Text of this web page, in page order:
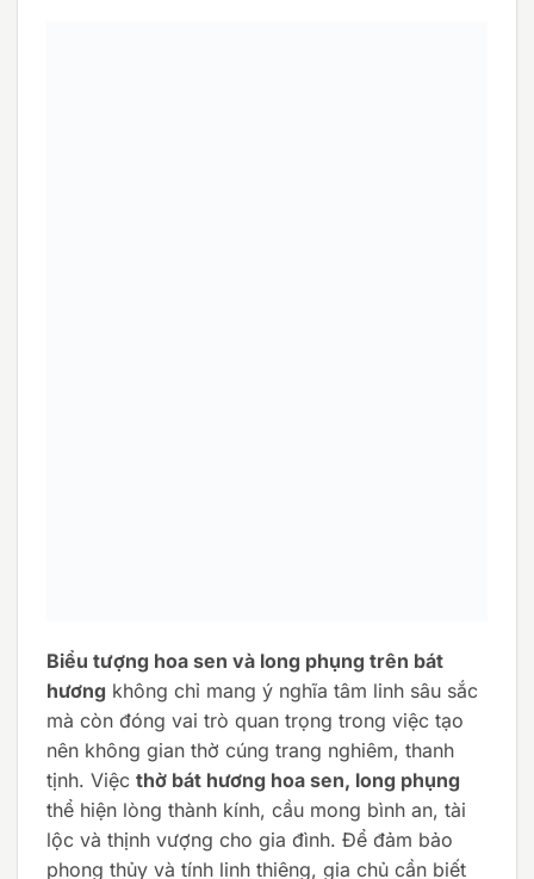
Biểu tượng hoa sen và long phụng trên bát
hương không chỉ mang ý nghĩa tâm linh sâu sắc
mà còn đóng vai trò quan trọng trong việc tạo
nên không gian thờ cúng trang nghiêm, thanh
tịnh. Việc thờ bát hương hoa sen, long phụng
thể hiện lòng thành kính, cầu mong bình an, tài
lộc và thịnh vượng cho gia đình. Để đảm bảo
phong thủy và tính linh thiêng, gia chủ cần biết